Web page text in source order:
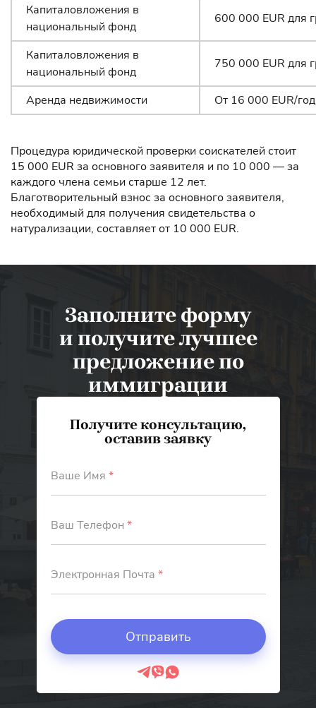
Капиталовложения в
национальный фонд
600 000 EUR для
Капиталовложения в
национальный фонд
750 000 EUR для
Аренда недвижимости От 16 000 EUR/
Процедура юридической проверки соискателей стоит
15 000 EUR за основного заявителя и по 10 000 — за
каждого члена семьи старше 12 лет.
Благотворительный взнос за основного заявителя,
необходимый для получения свидетельства о
натурализации, составляет от 10 000 EUR.
Заполните форму
и получите лучшее
предложение по
иммиграции
Получите консультацию,
оставив заявку
Ваше Имя *
Ваш Телефон *
Электронная Почта *